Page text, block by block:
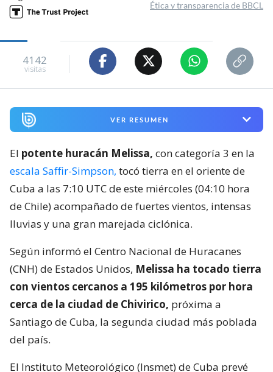
Ética y transparencia de BBCL
4142
visitas
VER RESUMEN
El potente huracán Melissa, con categoría 3 en la
escala Saffir-Simpson, tocó tierra en el oriente de
Cuba a las 7:10 UTC de este miércoles (04:10 hora
de Chile) acompañado de fuertes vientos, intensas
lluvias y una gran marejada ciclónica.
Según informó el Centro Nacional de Huracanes
(CNH) de Estados Unidos, Melissa ha tocado tierra
con vientos cercanos a 195 kilómetros por hora
cerca de la ciudad de Chivirico, próxima a
Santiago de Cuba, la segunda ciudad más poblada
del país.
El Instituto Meteorológico (Insmet) de Cuba prevé